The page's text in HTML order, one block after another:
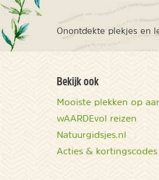
Onontdekte plekjes en
Bekijk ook
Mooiste plekken op
wAARDEvol reizen
Natuurgidsjes.nl
Acties & kortingscodes